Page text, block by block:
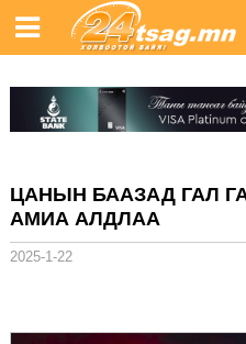
ЦАНЫН БААЗАД ГАЛ
АМИА АЛДЛАА
2025-1-22